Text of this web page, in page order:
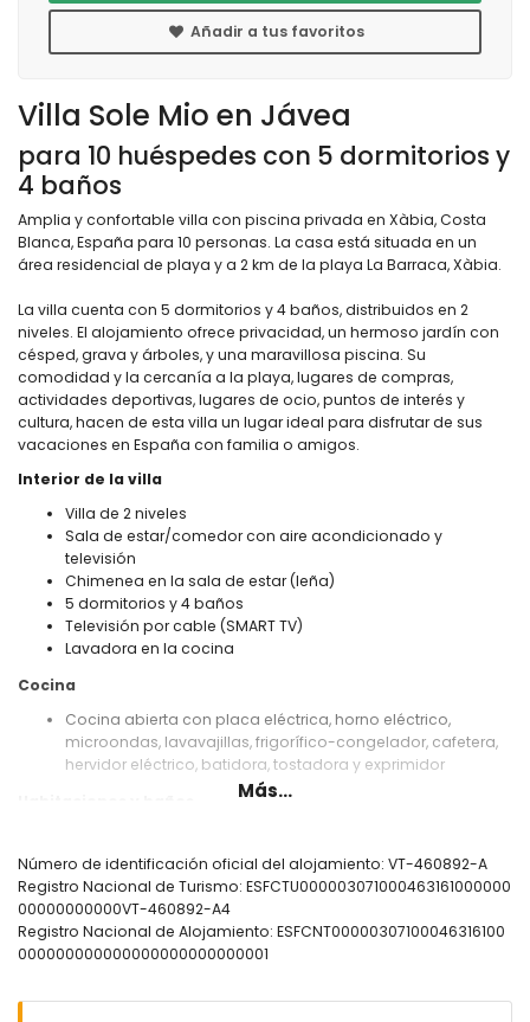
Villa Sole Mio en Jávea
para 10 huéspedes con 5 dormitorios y
4 baños
Amplia y confortable villa con piscina privada en Xàbia, Costa
Blanca, España para 10 personas. La casa está situada en un
área residencial de playa y a 2 km de la playa La Barraca, Xàbia.
La villa cuenta con 5 dormitorios y 4 baños, distribuidos en 2
niveles. El alojamiento ofrece privacidad, un hermoso jardín con
césped, grava y árboles, y una maravillosa piscina. Su
comodidad y la cercanía a la playa, lugares de compras,
actividades deportivas, lugares de ocio, puntos de interés y
cultura, hacen de esta villa un lugar ideal para disfrutar de sus
vacaciones en España con familia o amigos.
Interior de la villa
Villa de 2 niveles
Sala de estar/comedor con aire acondicionado y
televisión
Chimenea en la sala de estar (leña)
5 dormitorios y 4 baños
Televisión por cable (SMART TV)
Lavadora en la cocina
Cocina
Cocina abierta con placa eléctrica, horno eléctrico,
microondas, lavavajillas, frigorífico-congelador, cafetera,
hervidor eléctrico, batidora, tostadora y exprimidor
(medidas 200 por 150 cm) y baño en suite
Habitación con aire acondicionado, cama de matrimonio
(medidas 200 por 160 cm) y baño en suite
Habitación con aire acondicionado y cama de
matrimonio (medidas 200 por 150 cm)
Más...
Número de identificación oficial del alojamiento: VT-460892-A
Registro Nacional de Turismo: ESFCTU000003071000463161000000
00000000000VT-460892-A4
Registro Nacional de Alojamiento: ESFCNT00000307100046316100
000000000000000000000000001
Añadir a tus favoritos